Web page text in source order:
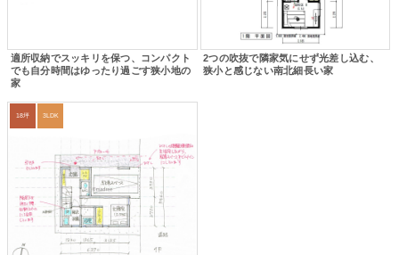
適所収納でスッキリを保つ、コンパクト
でも自分時間はゆったり過ごす狭小地の
家
2つの吹抜で隣家気にせず光差し込む、
狭小と感じない南北細長い家
18坪 3LDK